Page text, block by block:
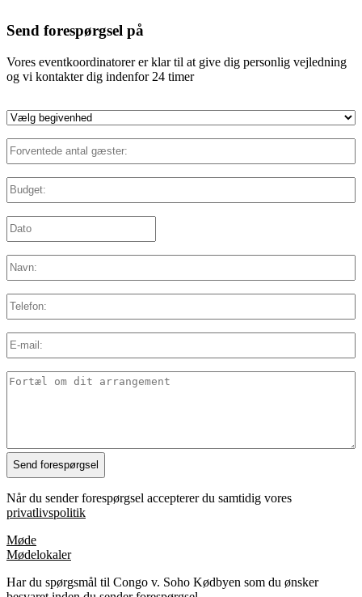
Send forespørgsel på
Vores eventkoordinatorer er klar til at give dig personlig vejledning
og vi kontakter dig indenfor 24 timer
Vælg
Forventede
antal
Budget:
Dato:
YYYY
Navn:
Telefon:
E-
mail:*
Detaljer
Når du sender forespørgsel accepterer du samtidig vores
privatlivspolitik
Møde
Mødelokaler
Har du spørgsmål til Congo v. Soho Kødbyen som du ønsker